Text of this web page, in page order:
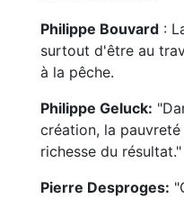
Philippe Bouvard :
surtout d'être au
à la pêche.
Philippe Geluck:
création, la
richesse du résultat."
Pierre Desproges: